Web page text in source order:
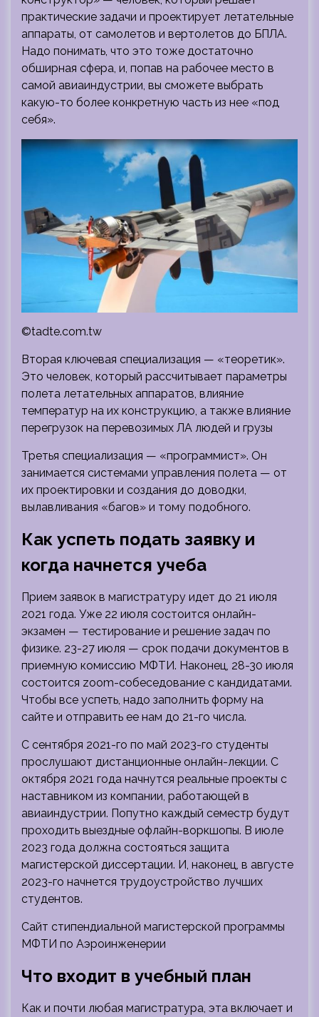
практические задачи и проектирует летательные
аппараты, от самолетов и вертолетов до БПЛА.
Надо понимать, что это тоже достаточно
обширная сфера, и, попав на рабочее место в
самой авиаиндустрии, вы сможете выбрать
какую-то более конкретную часть из нее «под
себя».
©tadte.com.tw
Вторая ключевая специализация — «теоретик».
Это человек, который рассчитывает параметры
полета летательных аппаратов, влияние
температур на их конструкцию, а также влияние
перегрузок на перевозимых ЛА людей и грузы
Третья специализация — «программист». Он
занимается системами управления полета — от
их проектировки и создания до доводки,
вылавливания «багов» и тому подобного.
Как успеть подать заявку и
когда начнется учеба
Прием заявок в магистратуру идет до 21 июля
2021 года. Уже 22 июля состоится онлайн-
экзамен — тестирование и решение задач по
физике. 23-27 июля — срок подачи документов в
приемную комиссию МФТИ. Наконец, 28-30 июля
состоится zoom-собеседование с кандидатами.
Чтобы все успеть, надо заполнить форму на
сайте и отправить ее нам до 21-го числа.
C сентября 2021-го по май 2023-го студенты
прослушают дистанционные онлайн-лекции. С
октября 2021 года начнутся реальные проекты с
наставником из компании, работающей в
авиаиндустрии. Попутно каждый семестр будут
проходить выездные офлайн-воркшопы. В июле
2023 года должна состояться защита
магистерской диссертации. И, наконец, в августе
2023-го начнется трудоустройство лучших
студентов.
Сайт стипендиальной магистерской программы
МФТИ по Аэроинженерии
Что входит в учебный план
Как и почти любая магистратура, эта включает и